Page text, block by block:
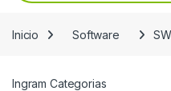
Inicio Software
Ingram Categorias